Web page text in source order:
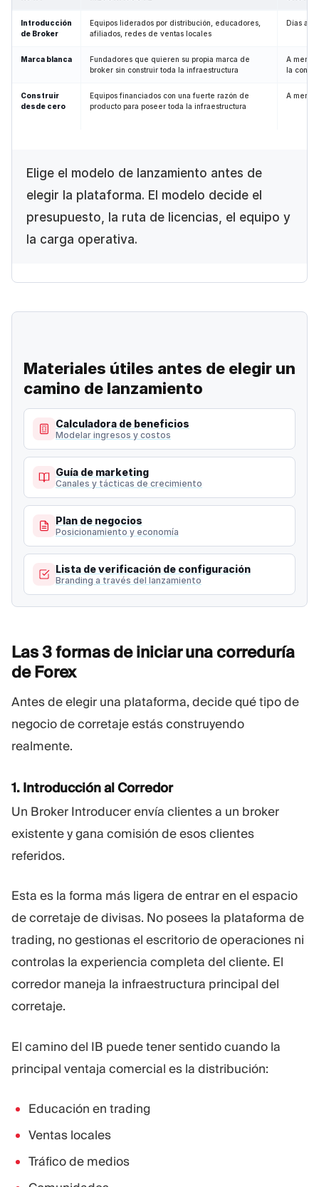
Introducción
de Broker
Equipos liderados por distribución, educadores,
afiliados, redes de ventas locales
Días a
Marca blanca
Fundadores que quieren su propia marca de
broker sin construir toda la infraestructura
A
la
Construir
desde cero
Equipos financiados con una fuerte razón de
producto para poseer toda la infraestructura
A
Elige el modelo de lanzamiento antes de
elegir la plataforma. El modelo decide el
presupuesto, la ruta de licencias, el equipo y
la carga operativa.
Materiales útiles antes de elegir un
camino de lanzamiento
Calculadora de beneficios
Modelar ingresos y costos
Guía de marketing
Canales y tácticas de crecimiento
Plan de negocios
Posicionamiento y economía
Lista de verificación de configuración
Branding a través del lanzamiento
Las 3 formas de iniciar una correduría
deForex
Antes de elegir una plataforma, decide qué tipo de
negocio de corretaje estás construyendo
realmente.
1. Introducción al Corredor
Un Broker Introducer envía clientes a un broker
existente y gana comisión de esos clientes
referidos.
Esta es la forma más ligera de entrar en el espacio
de corretaje de divisas. No posees la plataforma de
trading, no gestionas el escritorio de operaciones ni
controlas la experiencia completa del cliente. El
corredor maneja la infraestructura principal del
corretaje.
El camino del IB puede tener sentido cuando la
principal ventaja comercial es la distribución:
Educación en trading
Ventas locales
Tráfico de medios